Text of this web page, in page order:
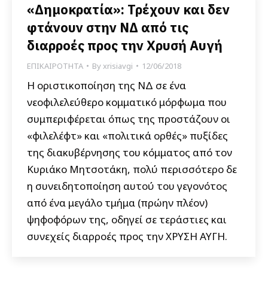
«Δημοκρατία»: Τρέχουν και δεν
φτάνουν στην ΝΔ από τις
διαρροές προς την Χρυσή Αυγή
ΕΠΙΚΑΙΡΟΤΗΤΑ Byxrisiavgi 12/06/2018
Η οριστικοποίηση της ΝΔ σε ένα
νεοφιλελεύθερο κομματικό μόρφωμα που
συμπεριφέρεται όπως της προστάζουν οι
«φιλελέφτ» και «πολιτικά ορθές» πυξίδες
της διακυβέρνησης του κόμματος από τον
Κυριάκο Μητσοτάκη, πολύ περισσότερο δε
η συνειδητοποίηση αυτού του γεγονότος
από ένα μεγάλο τμήμα (πρώην πλέον)
ψηφοφόρων της, οδηγεί σε τεράστιες και
συνεχείς διαρροές προς την ΧΡΥΣΗ ΑΥΓΗ.